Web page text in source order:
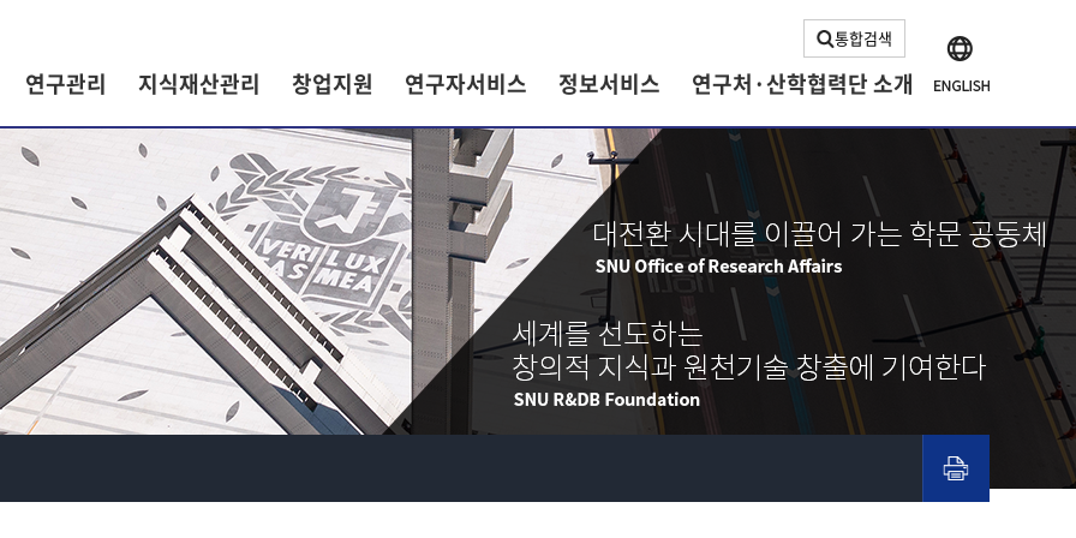
통합검색
연구관리 지식재산관리 창업지원 연구자서비스 정보서비스 연구처·산학협력단 소개